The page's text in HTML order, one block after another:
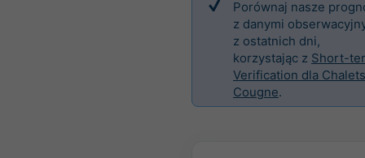
Porównaj nasze
z danymi
z ostatnich dni,
korzystając z Short-
Verification dla
Cougne.